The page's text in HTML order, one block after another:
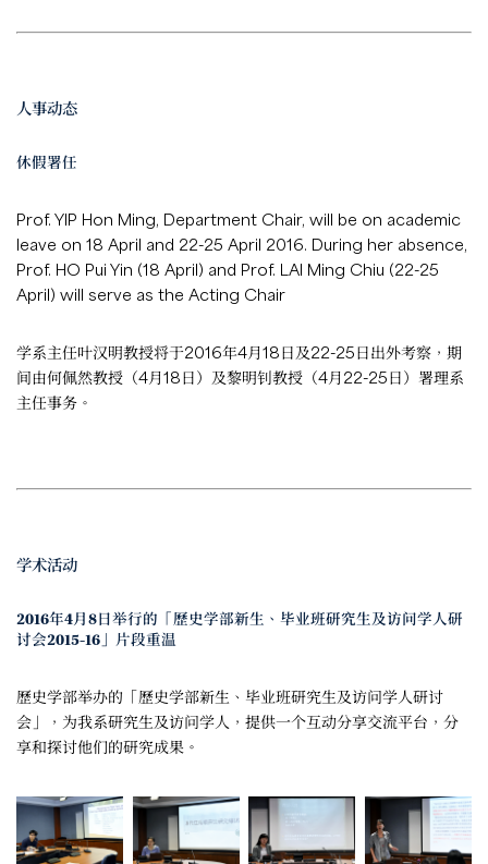
人事动态
休假署任
Prof. YIP Hon Ming, Department Chair, will be on academic
leave on 18 April and 22-25 April 2016. During her absence,
Prof. HO Pui Yin (18 April) and Prof. LAI Ming Chiu (22-25
April) will serve as the Acting Chair
学系主任叶汉明教授将于2016年4月18日及22-25日出外考察，期
间由何佩然教授（4月18日）及黎明钊教授（4月22-25日）署理系
主任事务。
学术活动
2016年4月8日举行的「歷史学部新生、毕业班研究生及访问学人研
讨会2015-16」片段重温
歷史学部举办的「歷史学部新生、毕业班研究生及访问学人研讨
会」，为我系研究生及访问学人，提供一个互动分享交流平台，分
享和探讨他们的研究成果。